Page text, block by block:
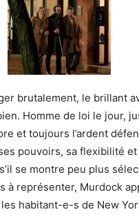
brutalement, le brillant
Homme de loi le jour,
et toujours l’ardent
pouvoirs, sa flexibilité et
se montre peu plus
à représenter, Murdock
habitant-e-s de New